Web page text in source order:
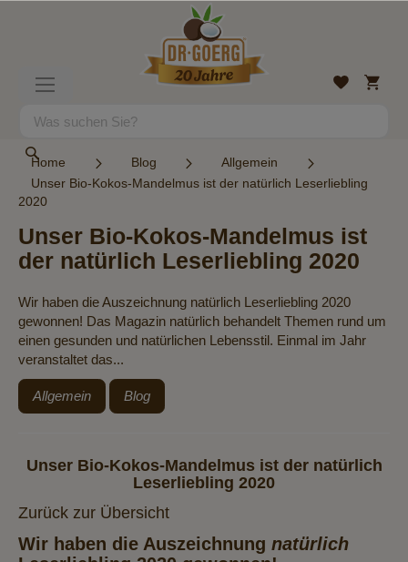
Suche
Wunschliste
Mein
Home Blog
Allgemein
Unser Bio-Kokos-Mandelmus ist der natürlich Leserliebling
2020
Unser Bio-Kokos-Mandelmus ist
der natürlich Leserliebling 2020
Wir haben die Auszeichnung natürlich Leserliebling 2020
gewonnen! Das Magazin natürlich behandelt Themen rund um
einen gesunden und natürlichen Lebensstil. Einmal im Jahr
veranstaltet das...
Allgemein Blog
Unser Bio-Kokos-Mandelmus ist der natürlich
Leserliebling 2020
Zurück zur Übersicht
Wir haben die Auszeichnung natürlich